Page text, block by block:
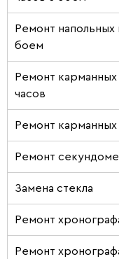
Ремонт
боем
Ремонт
часов
Ремонт
Ремонт
Замена стекла
Ремонт
Ремонт